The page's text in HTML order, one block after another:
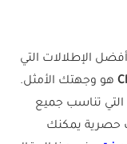
الإطلالات التي
هو وجهتك الأمثل.
تناسب جميع
حصرية يمكنك